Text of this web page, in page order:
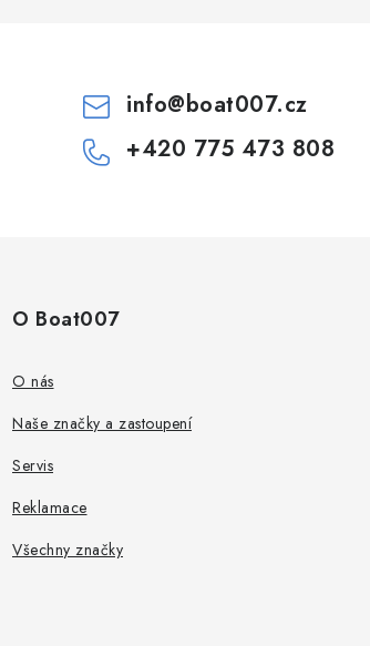
info@boat007.cz
+420 775 473 808
O Boat007
O nás
Naše značky a zastoupení
Servis
Reklamace
Všechny značky